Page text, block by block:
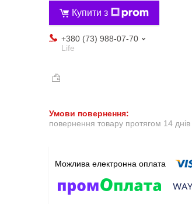
Купити з
+380 (73) 988-07-70
Life
повернення товару протягом 14 днів